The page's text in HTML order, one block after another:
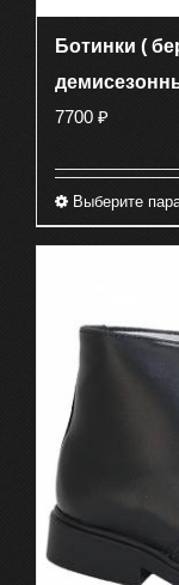
Ботинки (
7700 ₽
Выберите